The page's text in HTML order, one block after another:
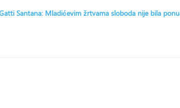
Santana: Mladićevim žrtvama sloboda nije bila